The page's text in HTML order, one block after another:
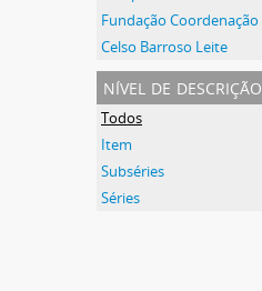
Celso Barroso Leite
nível de descrição
Todos
Item
Subséries
Séries